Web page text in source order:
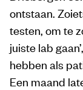
ontstaan.
testen, om te
juiste lab
hebben als
Een maand